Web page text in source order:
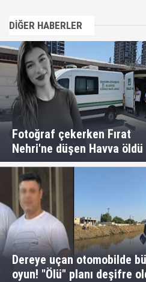
DİĞER HABERLER
Fotoğraf çekerken Fırat
Nehri'ne düşen Havva öldü
Dereye uçan otomobilde
oyun! "Ölü" planı deşifre